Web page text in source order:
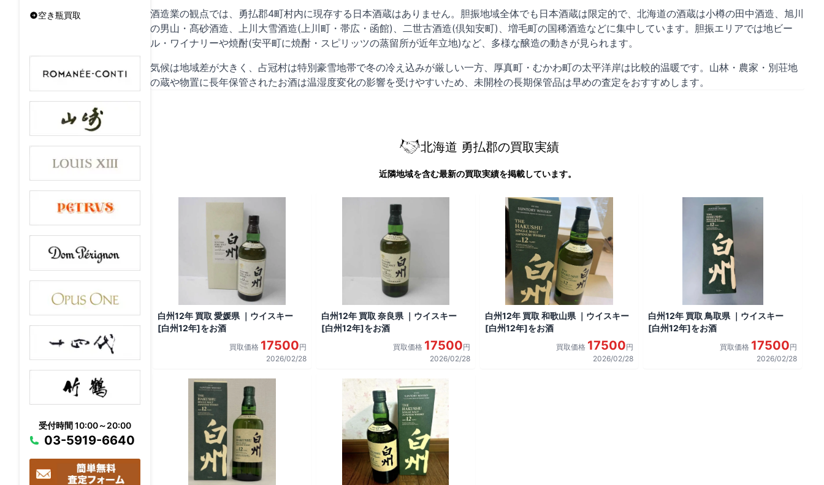
空き瓶買取
受付時間 10:00～20:00
03-5919-6640
酒造業の観点では、勇払郡4町村内に現存する日本酒蔵はありません。胆振地域全体でも日本酒蔵は限定的で、北海道の酒蔵は小樽の田中酒造、旭川
の男山・髙砂酒造、上川大雪酒造(上川町・帯広・函館)、二世古酒造(倶知安町)、増毛町の国稀酒造などに集中しています。胆振エリアでは地ビー
ル・ワイナリーや焼酎(安平町に焼酎・スピリッツの蒸留所が近年立地)など、多様な醸造の動きが見られます。
気候は地域差が大きく、占冠村は特別豪雪地帯で冬の冷え込みが厳しい一方、厚真町・むかわ町の太平洋岸は比較的温暖です。山林・農家・別荘地
の蔵や物置に長年保管されたお酒は温湿度変化の影響を受けやすいため、未開栓の長期保管品は早めの査定をおすすめします。
北海道 勇払郡の買取実績
近隣地域を含む最新の買取実績を掲載しています。
白州12年 買取 愛媛県 ｜ウイスキー
[白州12年]をお酒
買取価格 17500円
2026/02/28
白州12年 買取 奈良県 ｜ウイスキー
[白州12年]をお酒
買取価格 17500円
2026/02/28
白州12年 買取 和歌山県 ｜ウイスキー
[白州12年]をお酒
買取価格 17500円
2026/02/28
白州12年 買取 鳥取県 ｜ウイスキー
[白州12年]をお酒
買取価格 17500円
2026/02/28